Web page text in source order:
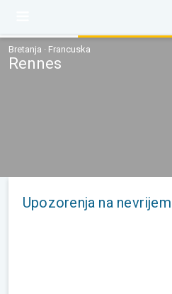
Bretanja · Francuska
Rennes
Upozorenja na